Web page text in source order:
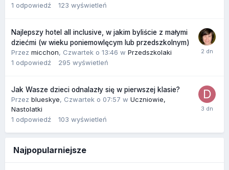
1 odpowiedź 123 wyświetleń
Najlepszy hotel all inclusive, w jakim byliście z małymi
dziećmi (w wieku poniemowlęcym lub przedszkolnym)
Przez micchon, Czwartek o 13:46 w Przedszkolaki
1 odpowiedź 295 wyświetleń
Jak Wasze dzieci odnalazły się w pierwszej klasie?
Przez blueskye, Czwartek o 07:57 w Uczniowie,
Nastolatki
1 odpowiedź 103 wyświetleń
Najpopularniejsze